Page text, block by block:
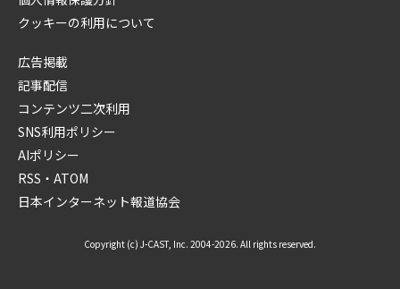
クッキーの利用について
広告掲載
記事配信
コンテンツ二次利用
SNS利用ポリシー
AIポリシー
RSS・ATOM
日本インターネット報道協会
Copyright (c) J-CAST, Inc. 2004-2026. All rights reserved.